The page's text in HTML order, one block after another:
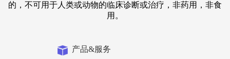
的，不可用于人类或动物的临床诊断或治疗，非药用，非食
用。
产品&服务